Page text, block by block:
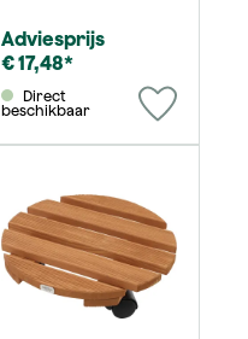
Adviesprijs
€ 17,48*
beschikbaar